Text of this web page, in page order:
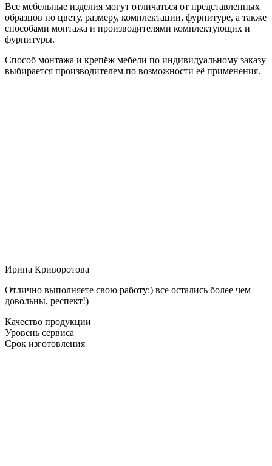
Все мебельные изделия могут отличаться от представленных
образцов по цвету, размеру, комплектации, фурнитуре, а также
способами монтажа и производителями комплектующих и
фурнитуры.
Способ монтажа и крепёж мебели по индивидуальному заказу
выбирается производителем по возможности её применения.
Ирина Криворотова
Отлично выполняете свою работу:) все остались более чем
довольны, респект!)
Качество продукции
Уровень сервиса
Срок изготовления